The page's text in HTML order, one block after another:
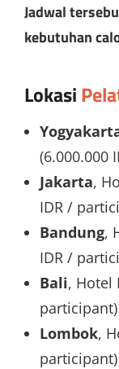
Jadwal
kebutuhan
Lokasi
(6.000.000
Jakarta,
IDR /
Bandung,
IDR /
Bali, Hotel
participant)
Lombok,
participant)